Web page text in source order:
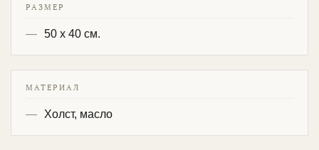
РАЗМЕР
50 х 40 см.
МАТЕРИАЛ
Холст, масло